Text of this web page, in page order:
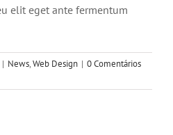
elit eget ante fermentum
| News,Web Design | 0 Comentários